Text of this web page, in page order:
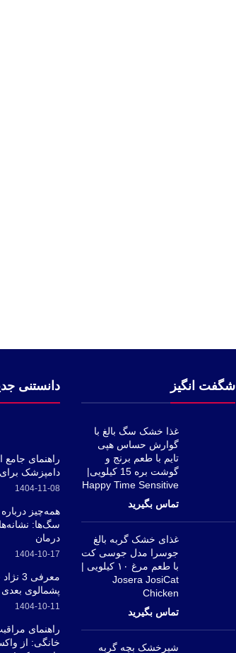
دانستنی
راهنمای جامع
دامپزشک
1404-11-08
همه‌چیز
سگ‌ها:
درمان
1404-10-17
پشمالوی
1404-10-11
راهنمای
خانگی: از
شگفت انگیز
غذا خشک سگ بالغ با
گوارش حساس هپی
تایم با طعم برنج و
گوشت بره 15 کیلویی|
Happy Time Sensitive
غذای خشک گربه بالغ
جوسرا مدل جوسی کت
با طعم مرغ ۱۰ کیلویی |
Josera JosiCat
Chicken
شیرخشک بچه گربه